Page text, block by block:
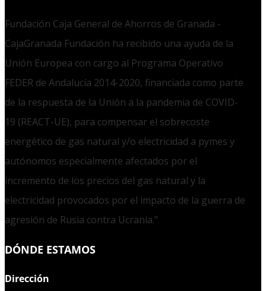
Fundación Caja General de Ahorros de Granada -
CajaGranada Fundación ha recibido una ayuda de la
Unión Europea con cargo al Programa Operativo
FEDER de Andalucía 2014-2020, financiada como parte
de la respuesta de la Unión a la pandemia de COVID-
19 (REACT-UE), para compensar el sobrecoste
energético de gas natural y/o electricidad a pymes y
autónomos especialmente afectados por el
incremento de los precios del gas natural y la
electricidad provocados por el impacto de la guerra de
agresión de Rusia contra Ucrania."
DÓNDE ESTAMOS
Dirección